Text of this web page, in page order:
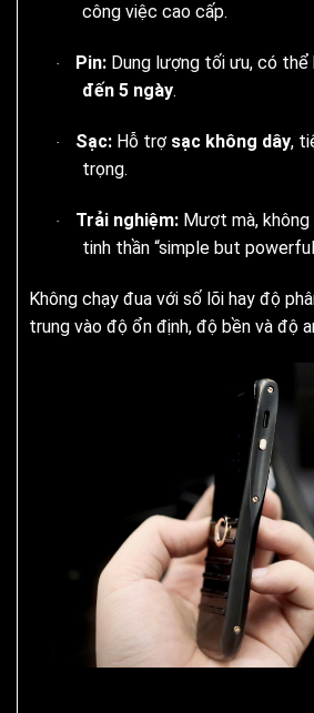
công việc cao cấp.
· Pin: Dung lượng tối ưu, có
đến 5 ngày.
· Sạc: Hỗ trợ sạc không dây,
trọng.
· Trải nghiệm: Mượt mà, không
tinh thần “simple but
Không chạy đua với số lõi hay độ
trung vào độ ổn định, độ bền và độ